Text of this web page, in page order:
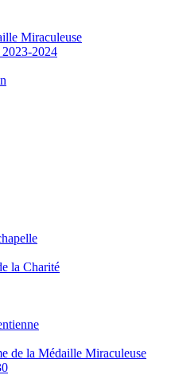
Miraculeuse
2023-2024
la Charité
de la Médaille Miraculeuse